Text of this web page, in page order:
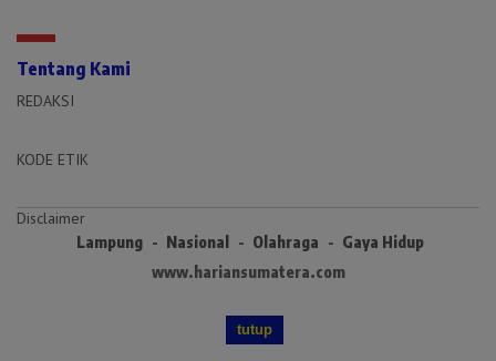
Tentang Kami
REDAKSI
KODE ETIK
Disclaimer
Lampung Nasional Olahraga
Gaya Hidup
www.hariansumatera.com
tutup